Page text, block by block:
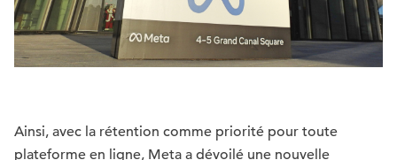
Ainsi, avec la rétention comme priorité pour toute
plateforme en ligne, Meta a dévoilé une nouvelle